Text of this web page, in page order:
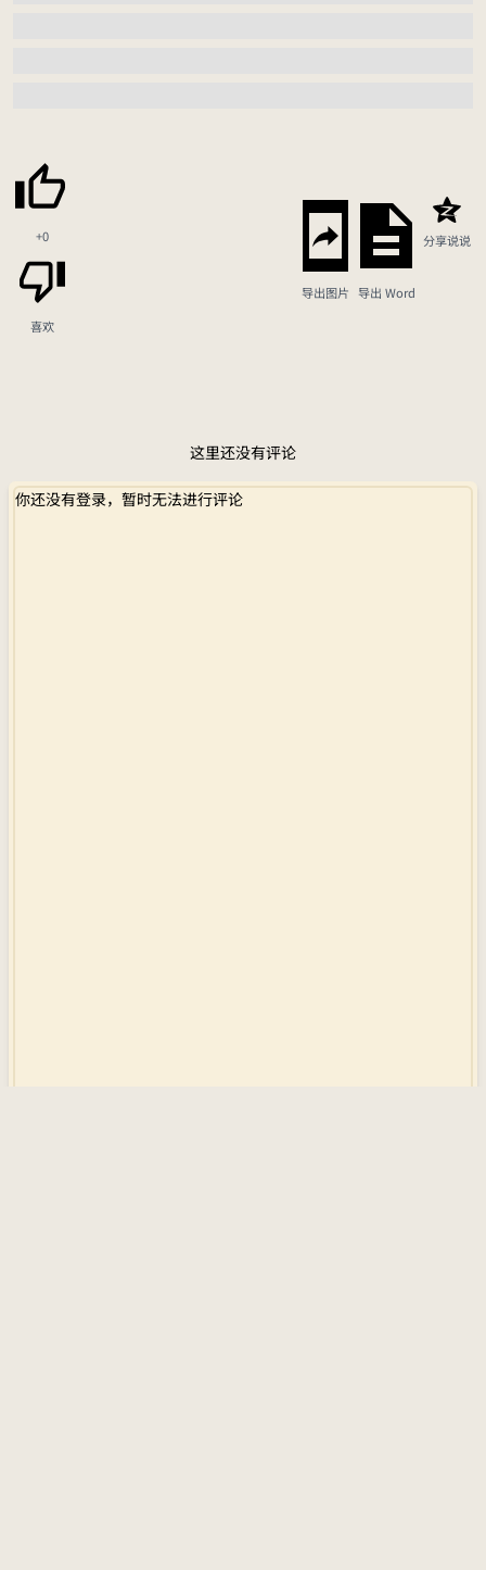
+0
喜欢
导出图片 导出 Word
分享说说
这里还没有评论
你还没有登录，暂时无法进行评论